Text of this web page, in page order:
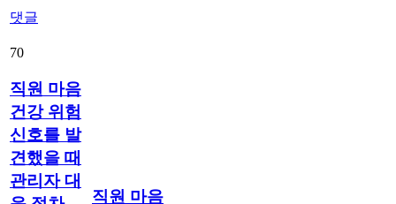
댓글
70
직원 마음
건강 위험
신호를 발
견했을 때
관리자 대
직원 마음